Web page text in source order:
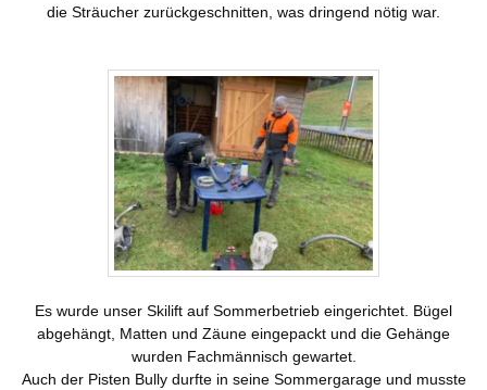
die Sträucher zurückgeschnitten, was dringend nötig war.
Es wurde unser Skilift auf Sommerbetrieb eingerichtet. Bügel
abgehängt, Matten und Zäune eingepackt und die Gehänge
wurden Fachmännisch gewartet.
Auch der Pisten Bully durfte in seine Sommergarage und musste